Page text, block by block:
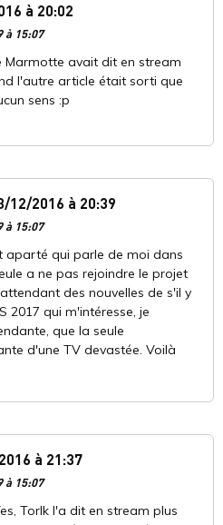
à 20:02
à 15:07
Marmotte avait dit en stream
l'autre article était sorti que
sens :p
12/2016 à 20:39
à 15:07
aparté qui parle de moi dans
a ne pas rejoindre le projet
des nouvelles de s'il y
2017 qui m'intéresse, je
que la seule
d'une TV devastée. Voilà
à 21:37
à 15:07
Torlk l'a dit en stream plus